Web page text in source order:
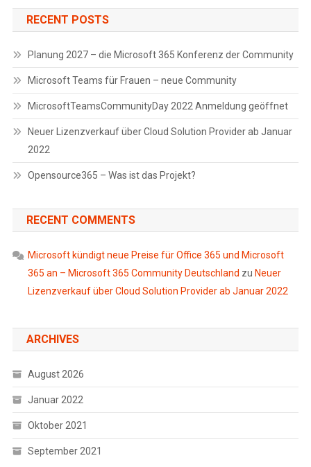
RECENT POSTS
Planung 2027 – die Microsoft 365 Konferenz der Community
Microsoft Teams für Frauen – neue Community
MicrosoftTeamsCommunityDay 2022 Anmeldung geöffnet
Neuer Lizenzverkauf über Cloud Solution Provider ab Januar
2022
Opensource365 – Was ist das Projekt?
RECENT COMMENTS
Microsoft kündigt neue Preise für Office 365 und Microsoft
365 an – Microsoft 365 Community Deutschland zu Neuer
Lizenzverkauf über Cloud Solution Provider ab Januar 2022
ARCHIVES
August 2026
Januar 2022
Oktober 2021
September 2021